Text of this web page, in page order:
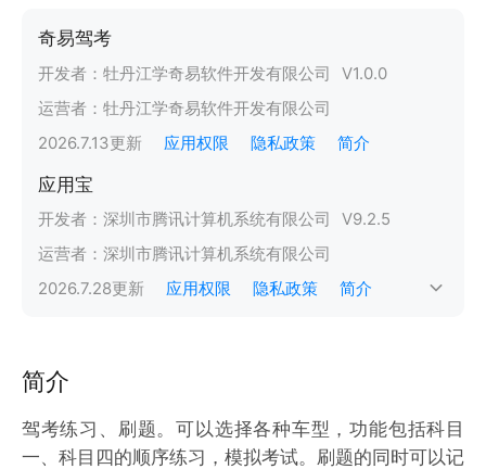
奇易驾考
开发者： 牡丹江学奇易软件开发有限公司 V1.0.0
运营者： 牡丹江学奇易软件开发有限公司
2026.7.13更新 应用权限 隐私政策 简介
应用宝
开发者： 深圳市腾讯计算机系统有限公司 V9.2.5
运营者： 深圳市腾讯计算机系统有限公司
2026.7.28更新 应用权限 隐私政策 简介
简介
驾考练习、刷题。可以选择各种车型，功能包括科目
一、科目四的顺序练习，模拟考试。刷题的同时可以记